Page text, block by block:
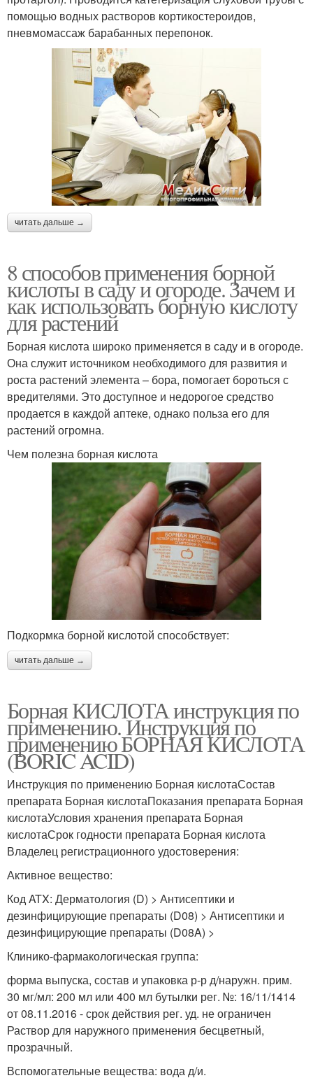
помощью водных растворов кортикостероидов,
пневмомассаж барабанных перепонок.
читать дальше →
8 способов применения борной
кислоты в саду и огороде. Зачем и
как использовать борную кислоту
для растений
Борная кислота широко применяется в саду и в огороде.
Она служит источником необходимого для развития и
роста растений элемента – бора, помогает бороться с
вредителями. Это доступное и недорогое средство
продается в каждой аптеке, однако польза его для
растений огромна.
Чем полезна борная кислота
Подкормка борной кислотой способствует:
читать дальше →
Борная КИСЛОТА инструкция по
применению. Инструкция по
применению БОРНАЯ КИСЛОТА
(BORIC ACID)
Инструкция по применению Борная кислотаСостав
препарата Борная кислотаПоказания препарата Борная
кислотаУсловия хранения препарата Борная
кислотаСрок годности препарата Борная кислота
Владелец регистрационного удостоверения:
Активное вещество:
Код ATX: Дерматология (D) > Антисептики и
дезинфицирующие препараты (D08) > Антисептики и
дезинфицирующие препараты (D08A) >
Клинико-фармакологическая группа:
форма выпуска, состав и упаковка р-р д/наружн. прим.
30 мг/мл: 200 мл или 400 мл бутылки рег. №: 16/11/1414
от 08.11.2016 - срок действия рег. уд. не ограничен
Раствор для наружного применения бесцветный,
прозрачный.
Вспомогательные вещества: вода д/и.